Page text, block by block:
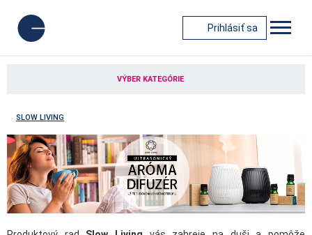
Prihlásiť sa
VÝBER KATEGÓRIE
SLOW LIVING